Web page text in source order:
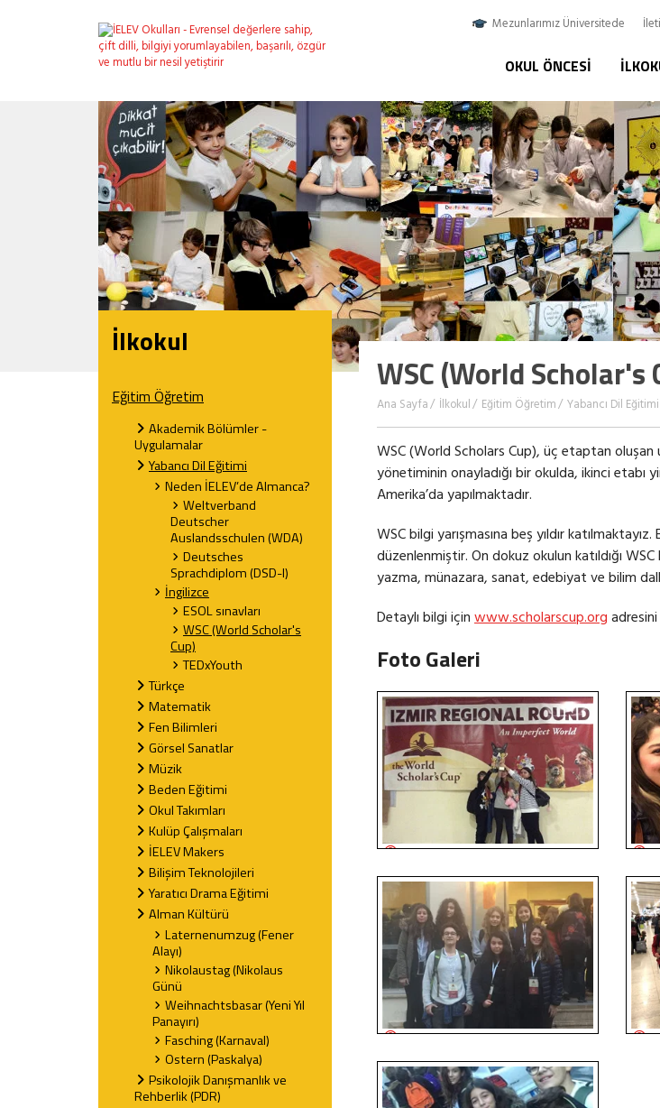
Mezunlarımız Üniversitede
OKUL ÖNCESI
WSC (World Scholar's
Ana Sayfa İlkokul Eğitim Öğretim Yabancı Dil Eğitimi
WSC (World Scholars Cup), üç etaptan oluşan
yönetiminin onayladığı bir okulda, ikinci etabı
Amerika’da yapılmaktadır.
WSC bilgi yarışmasına beş yıldır
düzenlenmiştir. On dokuz okulun katıldığı
yazma, münazara, sanat, edebiyat ve bilim
Detaylı bilgi içinwww.scholarscup.org
Foto Galeri
İlkokul
Eğitim Öğretim
Akademik Bölümler -
Uygulamalar
Yabancı Dil Eğitimi
Neden İELEV’de Almanca?
Weltverband
Deutscher
Auslandsschulen (WDA)
Deutsches
Sprachdiplom (DSD-I)
İngilizce
ESOL sınavları
WSC (World Scholar's
Cup)
TEDxYouth
Türkçe
Matematik
Fen Bilimleri
Görsel Sanatlar
Müzik
Beden Eğitimi
Okul Takımları
Kulüp Çalışmaları
İELEV Makers
Bilişim Teknolojileri
Yaratıcı Drama Eğitimi
Alman Kültürü
Laternenumzug (Fener
Alayı)
Nikolaustag (Nikolaus
Günü
Weihnachtsbasar (Yeni Yıl
Panayırı)
Fasching (Karnaval)
Ostern (Paskalya)
Psikolojik Danışmanlık ve
Rehberlik (PDR)